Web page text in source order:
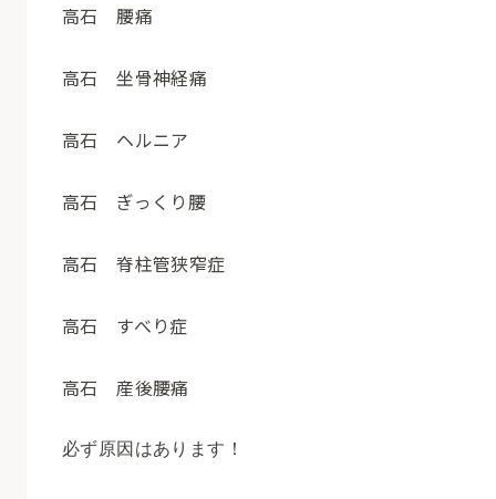
高石 腰痛
高石 坐骨神経痛
高石 ヘルニア
高石 ぎっくり腰
高石 脊柱管狭窄症
高石 すべり症
高石 産後腰痛
必ず原因はあります！